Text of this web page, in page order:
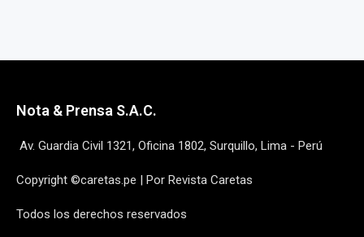
Nota & Prensa S.A.C.
Av. Guardia Civil 1321, Oficina 1802, Surquillo, Lima - Perú
Copyright ©caretas.pe | Por Revista Caretas
Todos los derechos reservados